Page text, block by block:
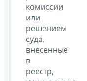
комиссии
или
решением
суда,
внесенные
в
реестр,